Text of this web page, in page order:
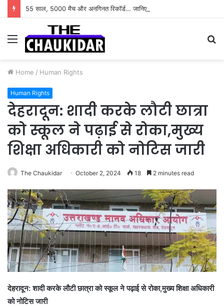
Menu
Home / Human Rights
Human Rights
देहरादून: शादी करके लौटी छात्रा
को स्कूल ने पढ़ाई से रोका,मुख्य
शिक्षा अधिकारी को नोटिस जारी
The Chaukidar October 2, 2024 18 2 minutes read
देहरादून: शादी करके लौटी छात्रा को स्कूल ने पढ़ाई से रोका,मुख्य शिक्षा अधिकारी
को नोटिस जारी